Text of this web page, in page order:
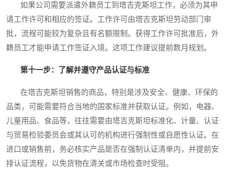
如果公司需要派遣外籍员工到塔吉克斯坦工作，必须为其申
请工作许可和相应的签证。工作许可由塔吉克斯坦劳动部门审
批，流程可能较为复杂且有名额限制。获得工作许可批准后，外
籍员工才能申请工作签证入境。这项工作建议提前数月规划。
第十一步：了解并遵守产品认证与标准
在塔吉克斯坦销售的商品，特别是涉及安全、健康、环保的
品类，可能需要符合当地的国家标准并获取认证。例如，电器、
儿童用品、食品等，往往需要由塔吉克斯坦标准化、计量、认证
与贸易检验委员会或其认可的机构进行强制性或自愿性认证。在
进口或销售前，务必核实产品是否在强制认证清单内，并提前安
排认证流程，以免货物在清关或市场检查时受阻。